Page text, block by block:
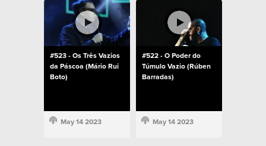
#523 - Os Três Vazios
da Páscoa (Mário Rui
Boto)
May 14 2023
#522 - O Poder do
Túmulo Vazio (Rúben
Barradas)
May 14 2023